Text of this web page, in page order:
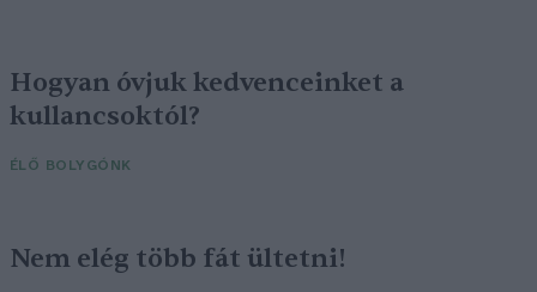
Hogyan óvjuk kedvenceinket a
kullancsoktól?
ÉLŐ BOLYGÓNK
Nem elég több fát ültetni!